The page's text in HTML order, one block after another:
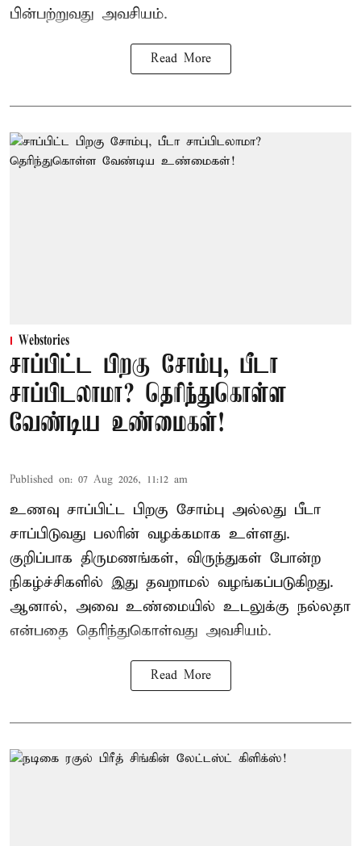
பின்பற்றுவது அவசியம்.
Read More
Webstories
சாப்பிட்ட பிறகு சோம்பு, பீடா
சாப்பிடலாமா? தெரிந்துகொள்ள
வேண்டிய உண்மைகள்!
Published on: 07 Aug 2026, 11:12 am
உணவு சாப்பிட்ட பிறகு சோம்பு அல்லது பீடா
சாப்பிடுவது பலரின் வழக்கமாக உள்ளது.
குறிப்பாக திருமணங்கள், விருந்துகள் போன்ற
நிகழ்ச்சிகளில் இது தவறாமல் வழங்கப்படுகிறது.
ஆனால், அவை உண்மையில் உடலுக்கு நல்லதா
என்பதை தெரிந்துகொள்வது அவசியம்.
Read More